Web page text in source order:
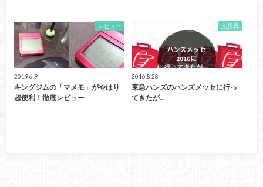
レビュー
2019.6.9
キングジムの「マメモ」がやはり
超便利！徹底レビュー
文房具
2016.8.28
東急ハンズのハンズメッセに行っ
てきたが...